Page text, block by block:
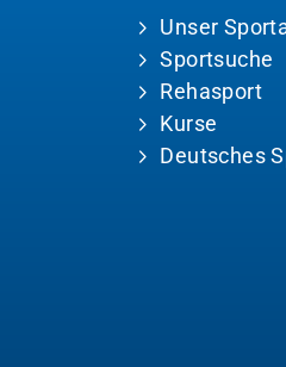
Unser
Sportsuche
Rehasport
Kurse
Deutsches